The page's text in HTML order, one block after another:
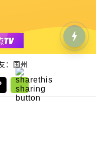
州议员需掌握知识